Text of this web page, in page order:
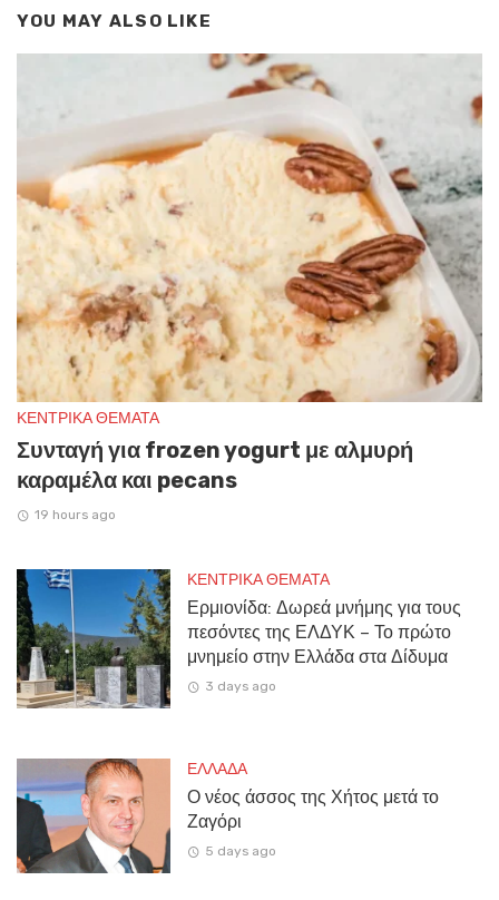
YOU MAY ALSO LIKE
ΚΕΝΤΡΙΚΑ ΘΕΜΑΤΑ
Συνταγή για frozen yogurt με αλμυρή
καραμέλα και pecans
19 hours ago
ΚΕΝΤΡΙΚΑ ΘΕΜΑΤΑ
Ερμιονίδα: Δωρεά μνήμης για τους
πεσόντες της ΕΛΔΥΚ – Το πρώτο
μνημείο στην Ελλάδα στα Δίδυμα
3 days ago
ΕΛΛΑΔΑ
Ο νέος άσσος της Χήτος μετά το
Ζαγόρι
5 days ago